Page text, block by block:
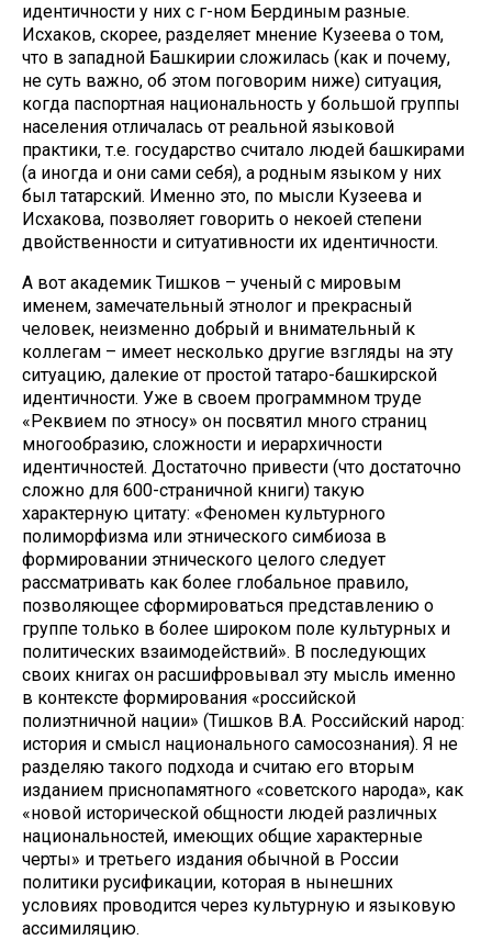
идентичности у них с г-ном Бердиным разные.
Исхаков, скорее, разделяет мнение Кузеева о том,
что в западной Башкирии сложилась (как и почему,
не суть важно, об этом поговорим ниже) ситуация,
когда паспортная национальность у большой группы
населения отличалась от реальной языковой
практики, т.е. государство считало людей башкирами
(а иногда и они сами себя), а родным языком у них
был татарский. Именно это, по мысли Кузеева и
Исхакова, позволяет говорить о некоей степени
двойственности и ситуативности их идентичности.
А вот академик Тишков – ученый с мировым
именем, замечательный этнолог и прекрасный
человек, неизменно добрый и внимательный к
коллегам – имеет несколько другие взгляды на эту
ситуацию, далекие от простой татаро-башкирской
идентичности. Уже в своем программном труде
«Реквием по этносу» он посвятил много страниц
многообразию, сложности и иерархичности
идентичностей. Достаточно привести (что достаточно
сложно для 600-страничной книги) такую
характерную цитату: «Феномен культурного
полиморфизма или этнического симбиоза в
формировании этнического целого следует
рассматривать как более глобальное правило,
позволяющее сформироваться представлению о
группе только в более широком поле культурных и
политических взаимодействий». В последующих
своих книгах он расшифровывал эту мысль именно
в контексте формирования «российской
полиэтничной нации» (Тишков В.А. Российский народ:
история и смысл национального самосознания). Я не
разделяю такого подхода и считаю его вторым
изданием приснопамятного «советского народа», как
«новой исторической общности людей различных
национальностей, имеющих общие характерные
черты» и третьего издания обычной в России
политики русификации, которая в нынешних
условиях проводится через культурную и языковую
ассимиляцию.